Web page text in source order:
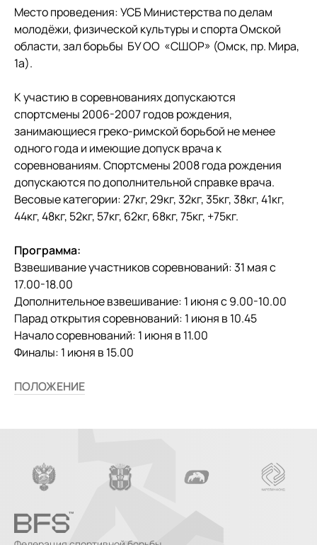
Место проведения: УСБ Министерства по делам
молодёжи, физической культуры и спорта Омской
области, зал борьбы БУ ОО «СШОР» (Омск, пр. Мира,
1а).
К участию в соревнованиях допускаются
спортсмены 2006-2007 годов рождения,
занимающиеся греко-римской борьбой не менее
одного года и имеющие допуск врача к
соревнованиям. Спортсмены 2008 года рождения
допускаются по дополнительной справке врача.
Весовые категории: 27кг, 29кг, 32кг, 35кг, 38кг, 41кг,
44кг, 48кг, 52кг, 57кг, 62кг, 68кг, 75кг, +75кг.
Программа:
Взвешивание участников соревнований: 31 мая с
17.00-18.00
Дополнительное взвешивание: 1 июня с 9.00-10.00
Парад открытия соревнований: 1 июня в 10.45
Начало соревнований: 1 июня в 11.00
Финалы: 1 июня в 15.00
ПОЛОЖЕНИЕ